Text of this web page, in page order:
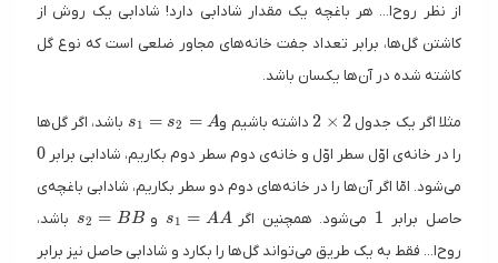
از نظر روح‌ا... هر باغچه یک مقدار شادابی دارد! شادابی یک روش از
کاشتن گل‌ها، برابر تعداد جفت خانه‌های مجاور ضلعی است که نوع گل
کاشته شده در آن‌ها یکسان باشد.
مثلا اگر یک جدول
2 \times 2
2 × 2 داشته باشیم و
s_1 = s_2 = A
s1 = s2 = A
باشد، اگر گل‌ها
را در خانه‌ی اوّل سطر اوّل و خانه‌ی دوم سطر دوم بکاریم، شادابی برابر 0
0
می‌شود. امّا اگر آن‌ها را در خانه‌های دوم دو سطر بکاریم، شادابی باغچه‌ی
حاصل برابر 1 می‌شود. همچنین اگر
s_1 = AA
s1 = AA و
s_2 = BB
s2 = BB
باشد،
روح‌ا... فقط به یک طریق می‌تواند گل‌ها را بکارد و شادابی حاصل نیز برابر